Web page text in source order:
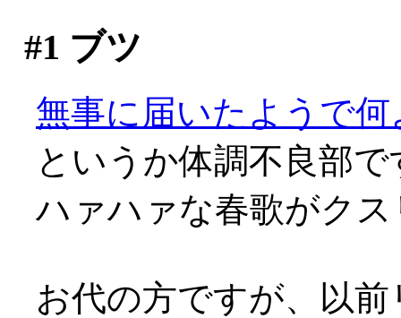
#1 ブツ
無事に届いたようで
というか体調不良部
ハァハァな春歌がク
お代の方ですが、以